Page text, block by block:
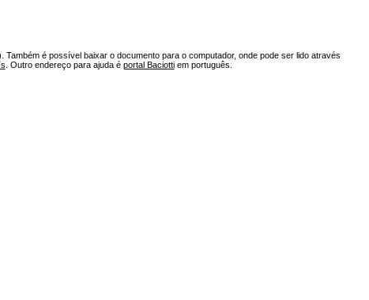
Também é possível baixar o documento para o computador, onde pode ser lido através
. Outro endereço para ajuda é portal Baciottiem português.